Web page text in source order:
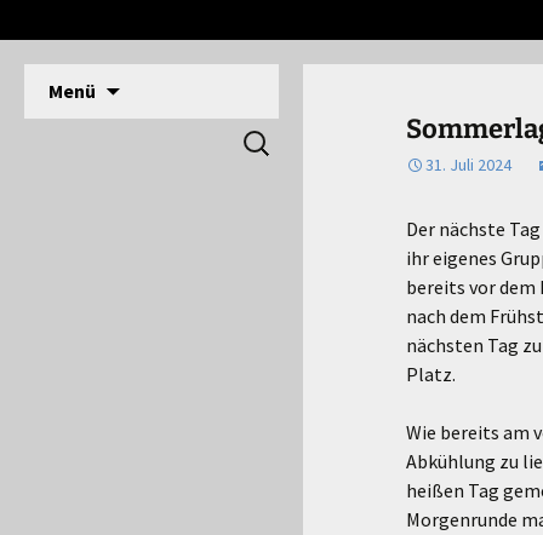
Pfadfinder Langerwehe
DPSG Stamm Langerwehe, Deutsche
Menü
Suchen
nach:
31. Juli 2024
Der nächste
ihr eigenes
bereits vor dem
nach dem
nächsten Tag
Platz.
Wie bereits am
Abkühlung zu
heißen Tag
Morgenrunde